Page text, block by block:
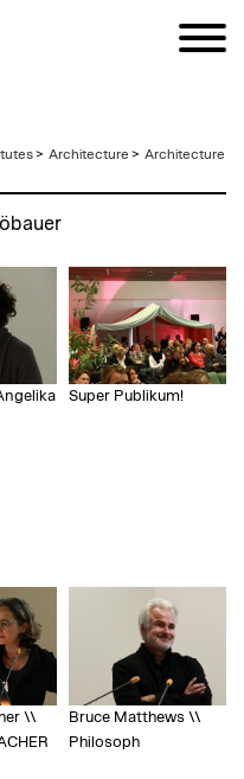
> Architecture > Architecture
Super Publikum!
\\
Bruce Matthews \\
Philosoph